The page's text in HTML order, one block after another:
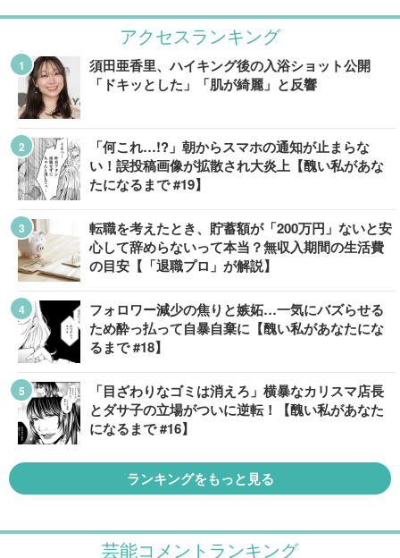
アクセスランキング
須田亜香里、ハイキング後の入浴ショット公開
「ドキッとした」「肌が綺麗」と反響
「何これ…!?」朝からスマホの通知が止まらな
い！誤投稿画像が拡散され大炎上【醜い私があな
たになるまで #19】
転職を考えたとき、貯蓄額が「200万円」ないと安
心して辞めらないって本当？無収入期間の生活費
の目安【「退職プロ」が解説】
フォロワー減少の焦りと嫉妬…一気にバズらせる
ため酔っ払って自暴自棄に【醜い私があなたにな
るまで #18】
「目ざわりなゴミは消えろ」横暴なカリスマ店長
とダサ子の立場がついに逆転！【醜い私があなた
になるまで #16】
ランキングをもっと見る